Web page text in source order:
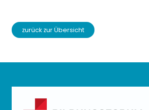
zurück zur Übersicht